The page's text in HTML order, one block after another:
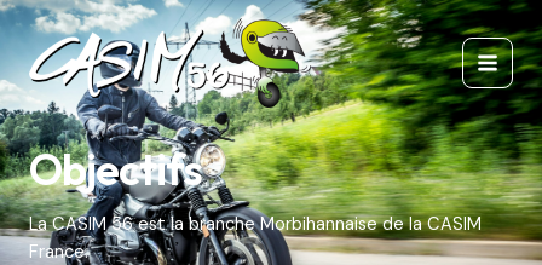
Aller
au
contenu
Main
Objectifs
La CASIM 56 est la branche Morbihannaise de la CASIM
France.